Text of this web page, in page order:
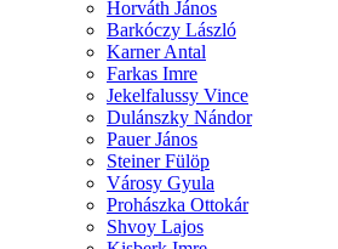
Horváth János
Barkóczy László
Karner Antal
Farkas Imre
Jekelfalussy Vince
Dulánszky Nándor
Pauer János
Steiner Fülöp
Városy Gyula
Prohászka Ottokár
Shvoy Lajos